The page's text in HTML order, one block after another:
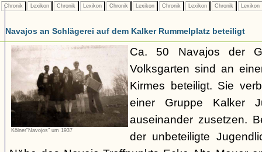
Chronik Lexikon Chronik Lexikon Chronik Lexikon Chronik Lexikon Chronik Lexikon
Navajos an Schlägerei auf dem Kalker Rummelplatz beteiligt
Kölner"Navojos" um 1937
Ca. 50 Navajos der
Volksgarten sind an
Kirmes beteiligt. Sie
einer Gruppe Kalker
auseinander zusetzen.
der unbeteiligte